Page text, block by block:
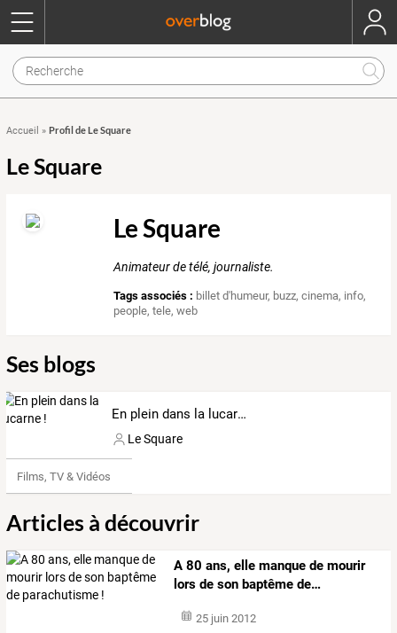
Accueil » Profil de Le Square
Le Square
Le Square
Animateur de télé, journaliste.
Tags associés : billet d'humeur, buzz,cinema, info,
people,tele,web
Ses blogs
En plein dans la lucarne !
Le Square
Films, TV & Vidéos
Articles à découvrir
A 80 ans, elle manque de mourir
lors de son baptême de…
25 juin 2012